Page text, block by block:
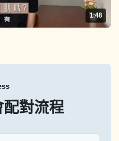
1:48
對流程